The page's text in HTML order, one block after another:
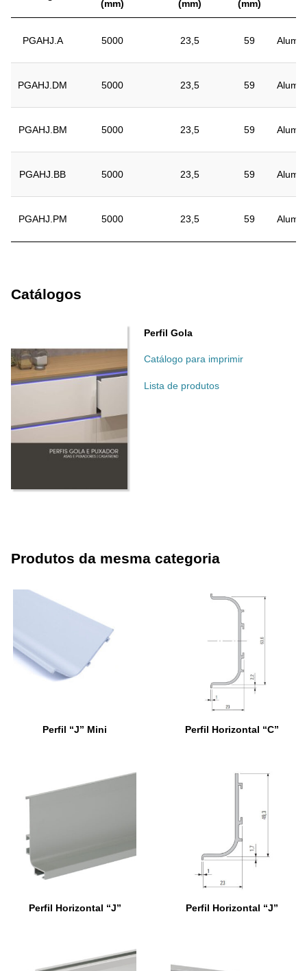
(mm) (mm) (mm)
PGAHJ.A 5000 23,5 59
PGAHJ.DM 5000 23,5 59
PGAHJ.BM 5000 23,5 59
PGAHJ.BB 5000 23,5 59
PGAHJ.PM 5000 23,5 59
Catálogos
Perfil Gola
Catálogo para imprimir
Lista de produtos
Produtos da mesma categoria
Perfil “J” Mini Perfil Horizontal “C”
Perfil Horizontal “J” Perfil Horizontal “J”